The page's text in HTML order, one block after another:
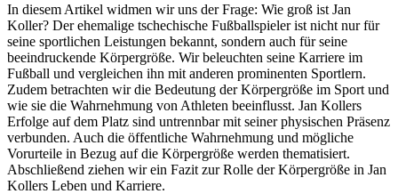
In diesem Artikel widmen wir uns der Frage: Wie groß ist Jan
Koller? Der ehemalige tschechische Fußballspieler ist nicht nur für
seine sportlichen Leistungen bekannt, sondern auch für seine
beeindruckende Körpergröße. Wir beleuchten seine Karriere im
Fußball und vergleichen ihn mit anderen prominenten Sportlern.
Zudem betrachten wir die Bedeutung der Körpergröße im Sport und
wie sie die Wahrnehmung von Athleten beeinflusst. Jan Kollers
Erfolge auf dem Platz sind untrennbar mit seiner physischen Präsenz
verbunden. Auch die öffentliche Wahrnehmung und mögliche
Vorurteile in Bezug auf die Körpergröße werden thematisiert.
Abschließend ziehen wir ein Fazit zur Rolle der Körpergröße in Jan
Kollers Leben und Karriere.